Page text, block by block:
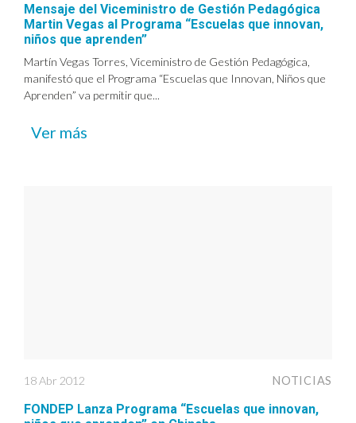
Mensaje del Viceministro de Gestión Pedagógica
Martin Vegas al Programa “Escuelas que innovan,
niños que aprenden”
Martín Vegas Torres, Viceministro de Gestión Pedagógica,
manifestó que el Programa “Escuelas que Innovan, Niños que
Aprenden” va permitir que...
Ver más
18 Abr 2012 NOTICIAS
FONDEP Lanza Programa “Escuelas que innovan,